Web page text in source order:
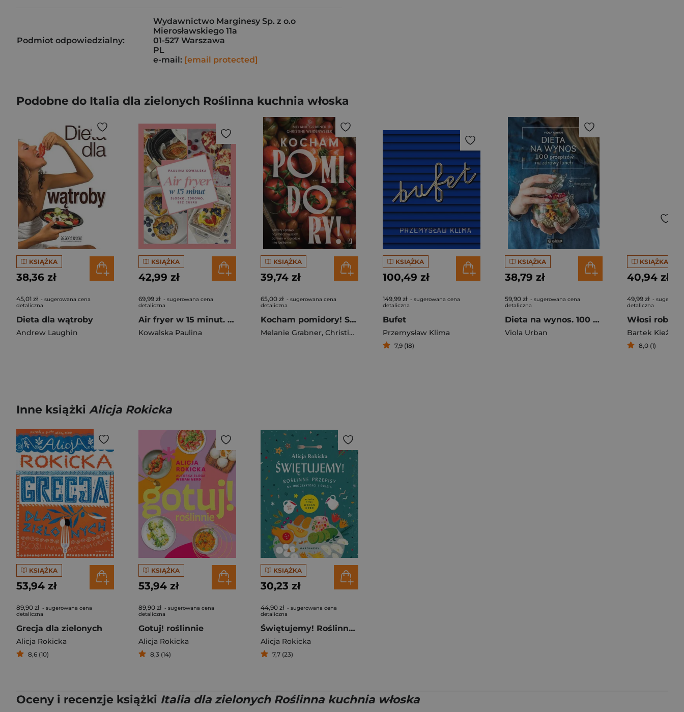
Podmiot odpowiedzialny:
Wydawnictwo Marginesy Sp. z o.o
Mierosławskiego 11a
01-527 Warszawa
PL
e-mail: [email protected]
Podobne do Italia dla zielonych Roślinna kuchnia włoska
KSIĄŻKA
38,36 zł
45,01 zł - sugerowana cena
detaliczna
Dieta dla wątroby
Andrew Laughin
KSIĄŻKA
42,99 zł
69,99 zł - sugerowana cena
detaliczna
Air fryer w 15 minut. Słodko, zdrowo, bez cukru
Kowalska Paulina
KSIĄŻKA
39,74 zł
65,00 zł - sugerowana cena
detaliczna
Kocham pomidory! Sekrety uprawy najsmaczniejszych odmian w ogrodzie i na balkonie.
Melanie Grabner, Christine Weidenweber
KSIĄŻKA
100,49 zł
149,99 zł - sugerowana cena
detaliczna
Bufet
Przemysław Klima
7,9 (18)
KSIĄŻKA
38,79 zł
59,90 zł - sugerowana cena
detaliczna
Dieta na wynos. 100 przepisów na zdrowy lunch
Viola Urban
KSIĄŻKA
40,94 zł
49,99 zł -
detaliczna
Bartek Kieżun
8,0 (1)
Inne książki Alicja Rokicka
KSIĄŻKA
53,94 zł
89,90 zł - sugerowana cena
detaliczna
Grecja dla zielonych
Alicja Rokicka
8,6 (10)
KSIĄŻKA
53,94 zł
89,90 zł - sugerowana cena
detaliczna
Gotuj! roślinnie
Alicja Rokicka
8,3 (14)
KSIĄŻKA
30,23 zł
44,90 zł - sugerowana cena
detaliczna
Świętujemy! Roślinne przepisy na uroczystości i święta
Alicja Rokicka
7,7 (23)
Oceny i recenzje książki Italia dla zielonych Roślinna kuchnia włoska